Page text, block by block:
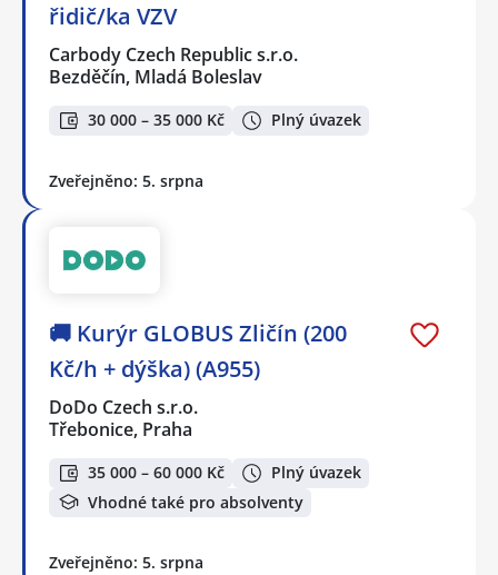
řidič/ka VZV
Carbody Czech Republic s.r.o.
Bezděčín, Mladá Boleslav
30 000 – 35 000 Kč Plný úvazek
Zveřejněno: 5. srpna
🚚 Kurýr GLOBUS Zličín (200
Kč/h + dýška) (A955)
DoDo Czech s.r.o.
Třebonice, Praha
35 000 – 60 000 Kč
Plný úvazek
Vhodné také pro absolventy
Zveřejněno: 5. srpna